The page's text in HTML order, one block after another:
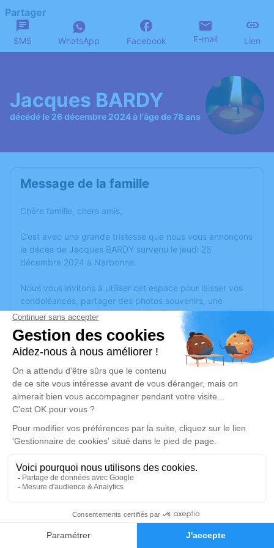
Faire-part Hommages
Partager
SMS WhatsApp Facebook E-mail Lien
Jacques BARDY
décédé le 26 décembre 2024 à l'âge de 78 ans
Message de la famille
Chère famille, chers amis,
C’est avec une grande tristesse que nous vous annonçons
le décès de Jacques BARDY survenu le jeudi 26
décembre 2024 à Narbonne.
Nous vous invitons à utiliser cet espace pour laisser vos
condoléances, partager des photos souvenirs, une
anecdote ou exprimer vos pensées à travers des poèmes
ou des textes. Cet endroit est un lieu d'expression dédié à
honorer la mémoire de Jacques BARDY.
Un service de plantation d’arbre hommage estdisponible
vendredi 03 janvier 2025 à 10h00
Église Sainte Eulalie de Thézan-des-
Corbières